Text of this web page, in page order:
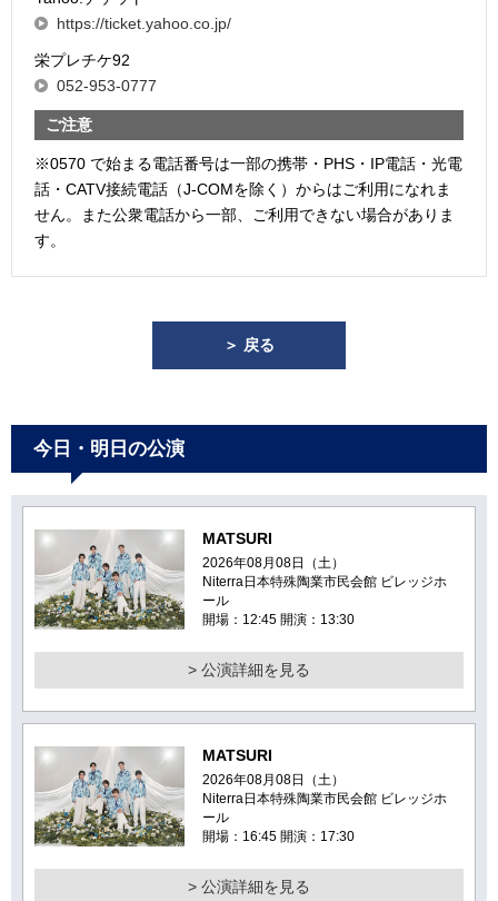
https://ticket.yahoo.co.jp/
栄プレチケ92
052-953-0777
ご注意
※0570 で始まる電話番号は一部の携帯・PHS・IP電話・光電
話・CATV接続電話（J-COMを除く）からはご利用になれま
せん。また公衆電話から一部、ご利用できない場合がありま
す。
＞ 戻る
今日・明日の公演
MATSURI
2026年08月08日（土）
Niterra日本特殊陶業市民会館 ビレッジホ
ール
開場：12:45 開演：13:30
> 公演詳細を見る
MATSURI
2026年08月08日（土）
Niterra日本特殊陶業市民会館 ビレッジホ
ール
開場：16:45 開演：17:30
> 公演詳細を見る